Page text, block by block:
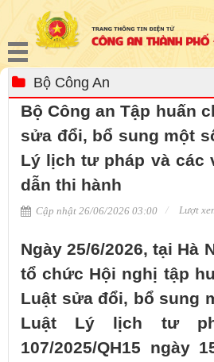
Bộ Công An
Bộ Công an Tập huấn
sửa đổi, bổ sung một
Lý lịch tư pháp và các
dẫn thi hành
Cập nhật 26/06/2026 03:00 Lượt
Ngày 25/6/2026, tại Hà
tổ chức Hội nghị tập
Luật sửa đổi, bổ sung
Luật Lý lịch tư
107/2025/QH15 ngày